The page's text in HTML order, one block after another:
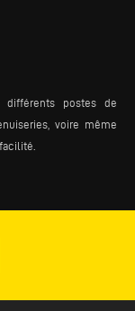
différents postes de
voire même